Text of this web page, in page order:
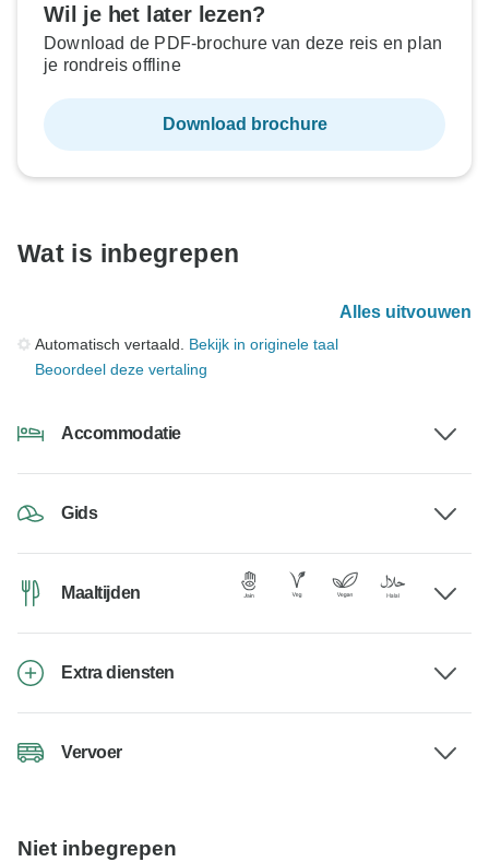
Wil je het later lezen?
Download de PDF-brochure van deze reis en plan
je rondreis offline
Download brochure
Wat is inbegrepen
Alles uitvouwen
Automatisch vertaald. Bekijk in originele taal
Beoordeel deze vertaling
Accommodatie
Gids
Maaltijden
Extra diensten
Vervoer
Niet inbegrepen